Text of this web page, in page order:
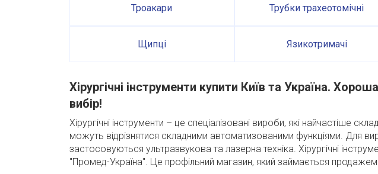
Троакари Трубки трахеотомічні
Щипці Язикотримачі
Хірургічні інструменти купити Київ та Україна.
вибір!
Хірургічні інструменти – це спеціалізовані вироби, які найчастіше
можуть відрізнятися складними автоматизованими функціями. Для
застосовуються ультразвукова та лазерна техніка. Хірургічні
"Промед-Україна". Це профільний магазин, який займається